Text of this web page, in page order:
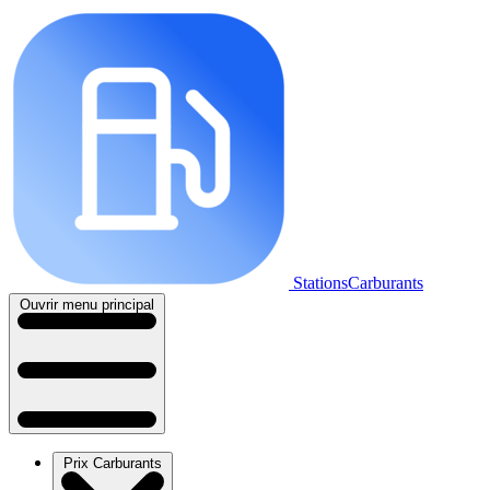
StationsCarburants
Ouvrir menu principal
Prix Carburants